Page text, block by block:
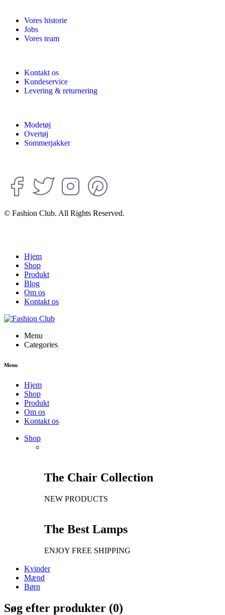
Vores historie
Jobs
Vores team
Kontakt os
Kundeservice
Levering & returnering
Modetøj
Overtøj
Sommerjakker
© Fashion Club. All Rights Reserved.
Hjem
Shop
Produkt
Blog
Om os
Kontakt os
Menu
Categories
Menu
Hjem
Shop
Produkt
Om os
Kontakt os
Shop
The Chair Collection
NEW PRODUCTS
The Best Lamps
ENJOY FREE SHIPPING
Kvinder
Mænd
Børn
Søg efter produkter (0)